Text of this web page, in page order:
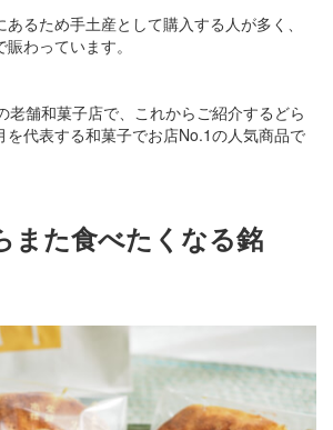
るため手土産として購入する人が多く、
わっています。
老舗和菓子店で、これからご紹介するどら
を代表する和菓子でお店No.1の人気商品で
また食べたくなる銘